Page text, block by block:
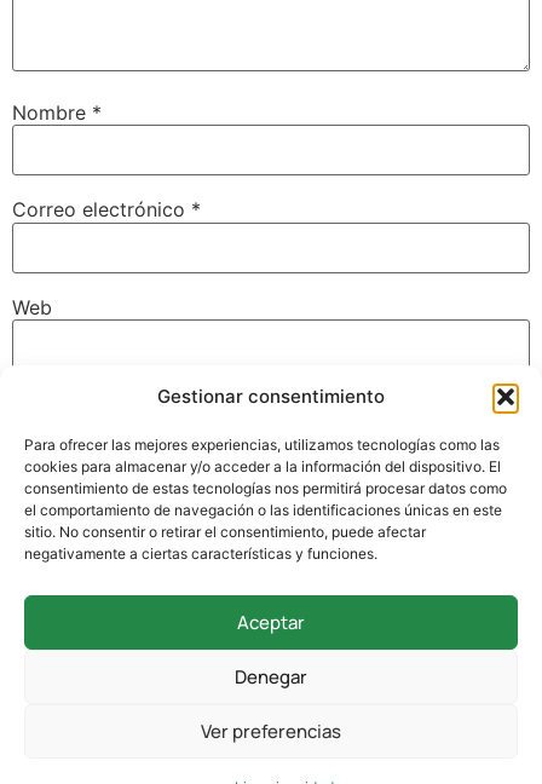
Gestionar consentimiento
Para ofrecer las mejores experiencias, utilizamos tecnologías como las
cookies para almacenar y/o acceder a la información del dispositivo. El
consentimiento de estas tecnologías nos permitirá procesar datos como
el comportamiento de navegación o las identificaciones únicas en este
sitio. No consentir o retirar el consentimiento, puede afectar
negativamente a ciertas características y funciones.
Aceptar
Denegar
Ver preferencias
Nombre *
Correo electrónico *
Web
navegador para la próxima vez que comente.
La Llanilla, 102, 39012 Santander, Cantabria